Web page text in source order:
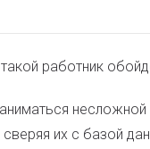
работник
несложной
их с базой